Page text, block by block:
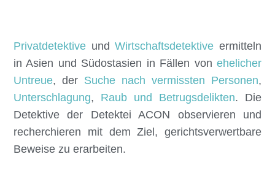
Privatdetektive undWirtschaftsdetektive ermitteln
in Asien und Südostasien in Fällen von ehelicher
Untreue, der Suche nach vermissten Personen,
Unterschlagung, Raub und Betrugsdelikten. Die
Detektive der Detektei ACON observieren und
recherchieren mit dem Ziel, gerichtsverwertbare
Beweise zu erarbeiten.